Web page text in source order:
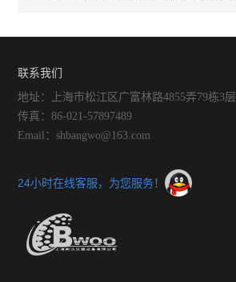
联系我们
地址：上海市松江区广富林路4855弄79栋3层
传真：86-021-57897489
Email：shbangwo@163.com
24小时在线客服，为您服务！